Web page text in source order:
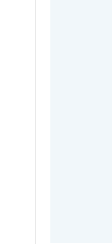
腰を据えて